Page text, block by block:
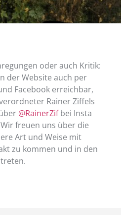
oder auch Kritik:
der Website auch per
Facebook erreichbar,
Rainer Ziffels
@RainerZifbei Insta
freuen uns über die
Art und Weise mit
zu kommen und in den